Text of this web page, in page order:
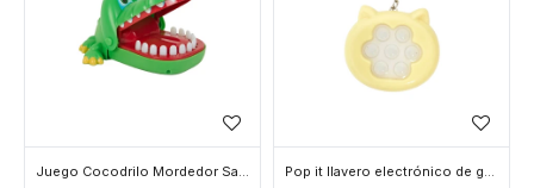
Juego Cocodrilo Mordedor Saca Dientes Muelas - Verde Pop it llavero electrónico de gatito - Amarillo